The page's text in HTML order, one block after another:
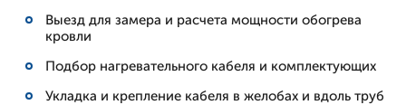
Выезд для замера и расчета мощности обогрева
кровли
Подбор нагревательного кабеля и комплектующих
Укладка и крепление кабеля в желобах и вдоль труб